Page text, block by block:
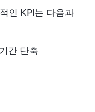
인 KPI는 다음과
간 단축